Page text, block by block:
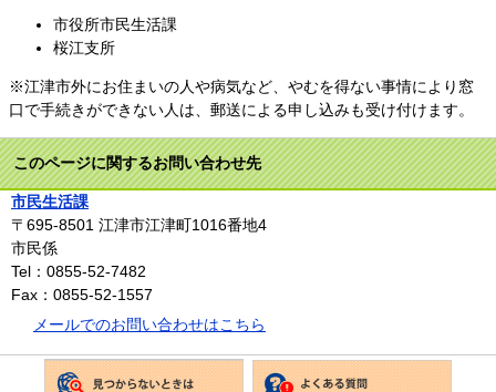
市役所市民生活課
桜江支所
※江津市外にお住まいの人や病気など、やむを得ない事情により窓
口で手続きができない人は、郵送による申し込みも受け付けます。
このページに関するお問い合わせ先
市民生活課
〒695-8501 江津市江津町1016番地4
市民係
Tel：0855-52-7482
Fax：0855-52-1557
メールでのお問い合わせはこちら